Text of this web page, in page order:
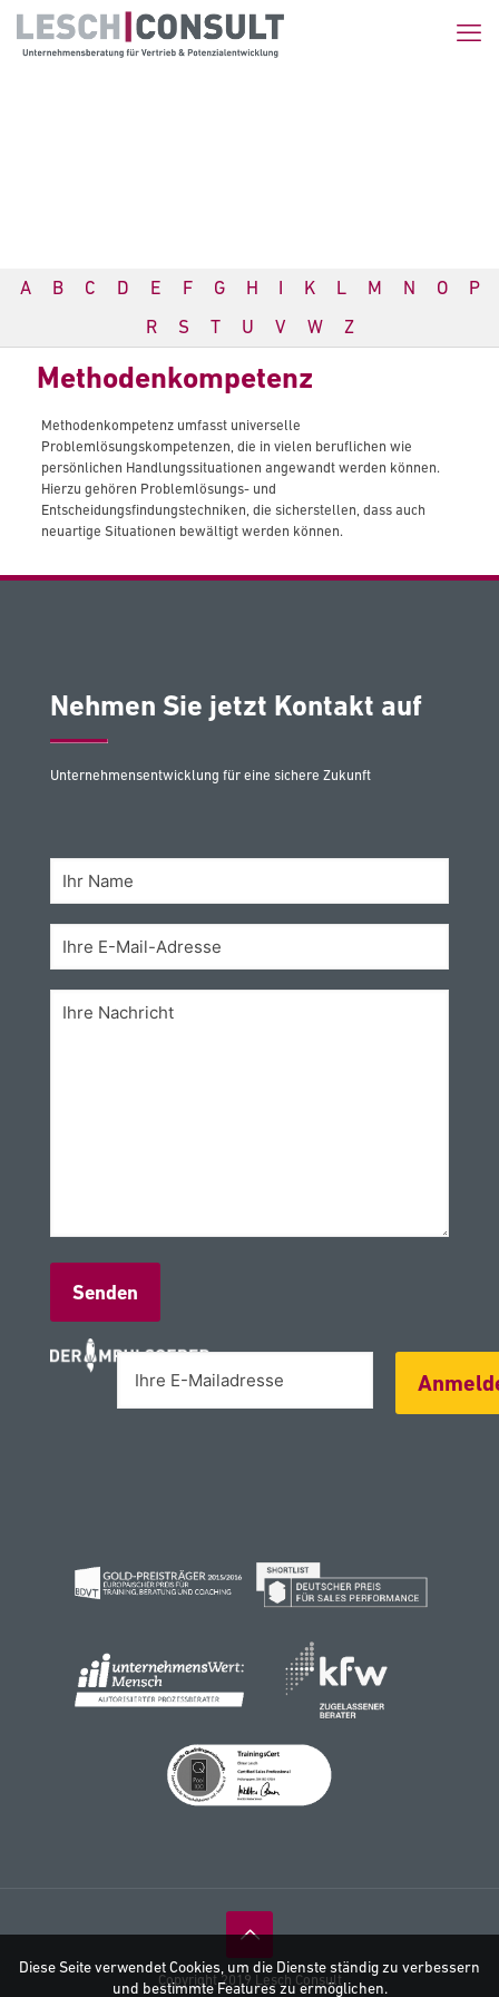
A B C D E F G H I K L M N O
P
R
S T U V W Z
Methodenkompetenz
Methodenkompetenz umfasst universelle
Problemlösungskompetenzen, die in vielen beruflichen wie
persönlichen Handlungssituationen angewandt werden können.
Hierzu gehören Problemlösungs- und
Entscheidungsfindungstechniken, die sicherstellen, dass auch
neuartige Situationen bewältigt werden können.
Nehmen Sie jetzt Kontakt auf
Unternehmensentwicklung für eine sichere Zukunft
Alternative:
Copyright 2019 Lesch Consult
Diese Seite verwendet Cookies, um die Dienste ständig zu verbessern
und bestimmte Features zu ermöglichen.